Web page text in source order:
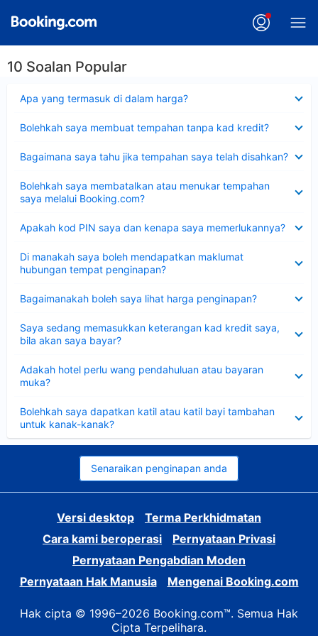
10 Soalan Popular
Apa yang termasuk di dalam harga?
Bolehkah saya membuat tempahan tanpa kad kredit?
Bagaimana saya tahu jika tempahan saya telah disahkan?
Bolehkah saya membatalkan atau menukar tempahan
saya melalui Booking.com?
Apakah kod PIN saya dan kenapa saya memerlukannya?
Di manakah saya boleh mendapatkan maklumat
hubungan tempat penginapan?
Bagaimanakah boleh saya lihat harga penginapan?
Saya sedang memasukkan keterangan kad kredit saya,
bila akan saya bayar?
Adakah hotel perlu wang pendahuluan atau bayaran
muka?
Bolehkah saya dapatkan katil atau katil bayi tambahan
untuk kanak-kanak?
Senaraikan penginapan anda
Versi desktop
Terma Perkhidmatan
Cara kami beroperasi
Pernyataan Privasi
Pernyataan Pengabdian Moden
Pernyataan Hak Manusia
Mengenai Booking.com
Hak cipta © 1996–2026 Booking.com™. Semua Hak
Cipta Terpelihara.